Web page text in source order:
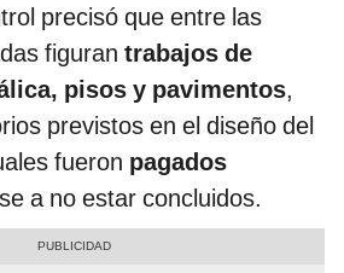
precisó que entre las
figuran trabajos de
pisos y pavimentos,
previstos en el diseño del
fueron pagados
a no estar concluidos.